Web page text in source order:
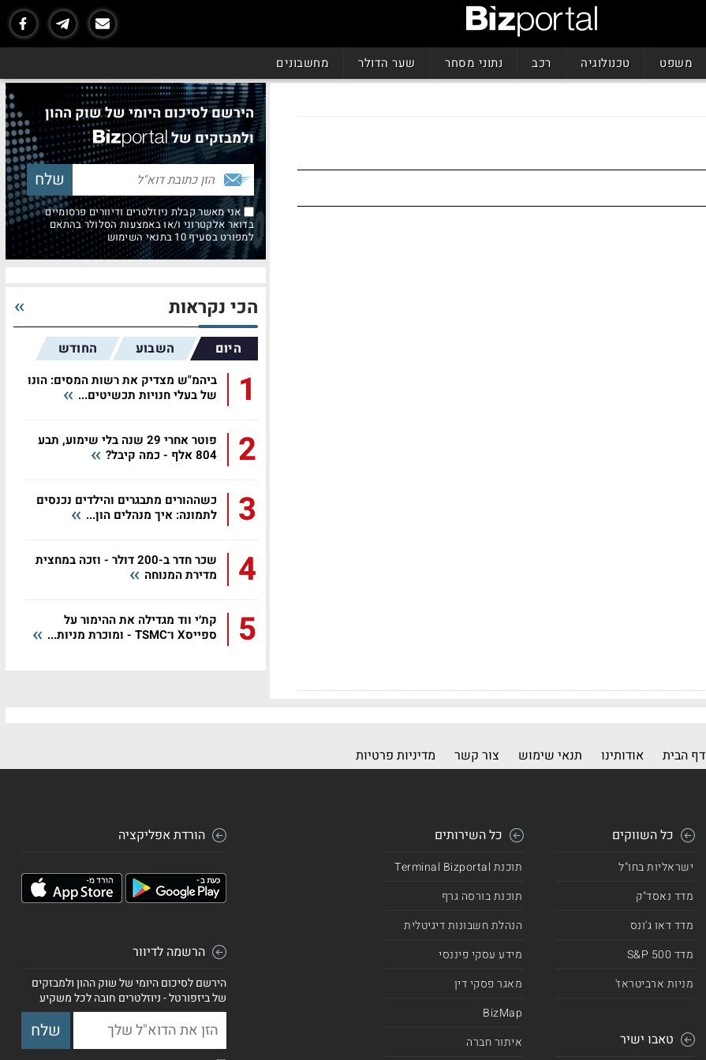
משפט טכנולוגיה רכב נתוני מסחר שער הדולר מחשבונים
הירשם לסיכום היומי של שוק ההון
ולמבזקים של
אני מאשר קבלת ניוזלטרים ודיוורים פרסומיים
בדואר אלקטרוני ו/או באמצעות הסלולר בהתאם
למפורט בסעיף 10 בתנאי השימוש
הכי נקראות
היום השבוע החודש
1
ביהמ"ש מצדיק את רשות המסים: הונו
של בעלי חנויות תכשיטים...
2
פוטר אחרי 29 שנה בלי שימוע, תבע
804 אלף - כמה קיבל?
3
כשההורים מתבגרים והילדים נכנסים
לתמונה: איך מנהלים הון...
4
שכר חדר ב-200 דולר - וזכה במחצית
מדירת המנוחה
5
קת׳י ווד מגדילה את ההימור על
ספייסX ו־TSMC - ומוכרת מניות...
דף הבית אודותינו תנאי שימוש צור קשר מדיניות פרטיות
כל השווקים
ישראליות בחו"ל
מדד נאסד"ק
מדד דאו ג'ונס
מדד 500 S&P
מניות ארביטראז'
טאבו ישיר
כל השירותים
תוכנת Terminal Bizportal
תוכנת בורסה גרף
הנהלת חשבונות דיגיטלית
מידע עסקי פיננסי
מאגר פסקי דין
BizMap
איתור חברה
הורדת אפליקציה
הרשמה לדיוור
הירשם לסיכום היומי של שוק ההון ולמבזקים
של ביזפורטל - ניוזלטרים חובה לכל משקיע